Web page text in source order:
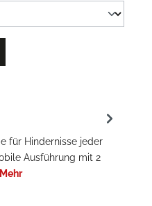
für Hindernisse jeder
Ausführung mit 2
Mehr